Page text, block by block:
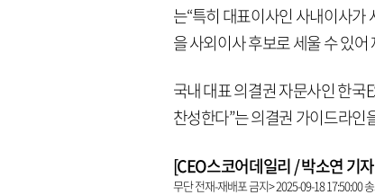
는“특히 대표이사인 사내이사
을 사외이사 후보로 세울 수 있
국내 대표 의결권 자문사인 한국
찬성한다”는 의결권 가이드라인
[CEO스코어데일리 / 박소연 기
무단 전재-재배포 금지> 2025-09-18 17:50:00